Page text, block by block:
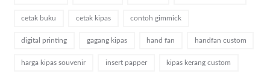
cetak buku cetak kipas contoh gimmick
digital printing gagang kipas hand fan handfan custom
harga kipas souvenir insert papper kipas kerang custom